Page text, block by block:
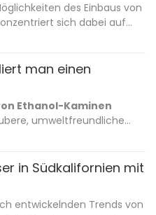
des Einbaus von
sich dabei auf
wie
Kamine in Wohnungen,
Bauvorschriften, und zeigt
umweltfreundlicher und
ohne Abzug auf. Diese
Innenarchitekten und
Stil, Sicherheit und
den Wohnraum in
man einen
Ethanol-Kaminen
umweltfreundliche
Design. Sie eignen
was die Installation
Flammen, intelligente
für ein
sich ideal für moderne
in Südkalifornien mit
entwickelnden Trends von